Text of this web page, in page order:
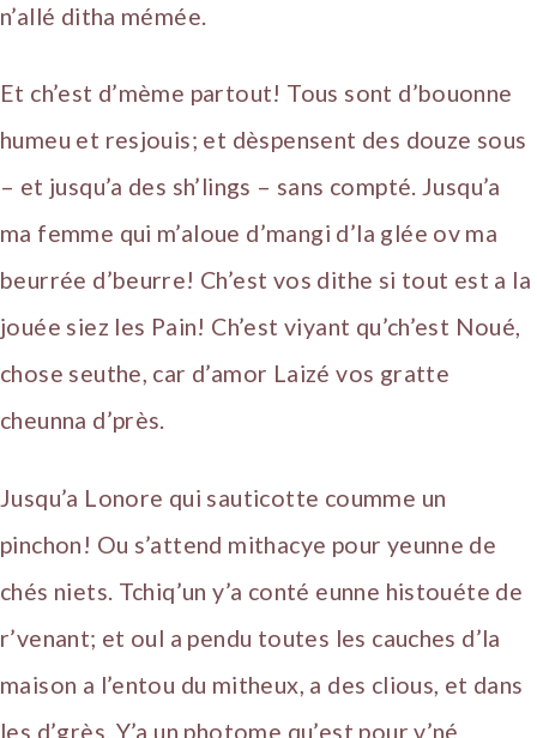
n’allé ditha mémée.
Et ch’est d’mème partout! Tous sont d’bouonne
humeu et resjouis; et dèspensent des douze sous
– et jusqu’a des sh’lings – sans compté. Jusqu’a
ma femme qui m’aloue d’mangi d’la glée ov ma
beurrée d’beurre! Ch’est vos dithe si tout est a la
jouée siez les Pain! Ch’est viyant qu’ch’est Noué,
chose seuthe, car d’amor Laizé vos gratte
cheunna d’près.
Jusqu’a Lonore qui sauticotte coumme un
pinchon! Ou s’attend mithacye pour yeunne de
chés niets. Tchiq’un y’a conté eunne histouéte de
r’venant; et oul a pendu toutes les cauches d’la
maison a l’entou du mitheux, a des clious, et dans
les d’grès. Y’a un photome qu’est pour v’né